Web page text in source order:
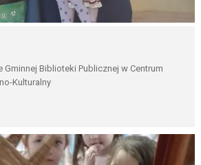
Gminnej Biblioteki Publicznej w Centrum
Kulturalny